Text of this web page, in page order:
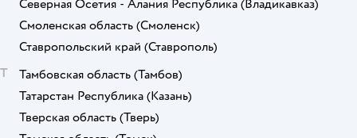
Северная Осетия - Алания Республика (Владикавказ)
Смоленская область (Смоленск)
Ставропольский край (Ставрополь)
Т
Тамбовская область (Тамбов)
Татарстан Республика (Казань)
Тверская область (Тверь)